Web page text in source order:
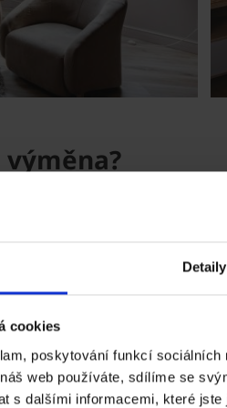
Detaily
cookies
poskytování funkcí
web používáte, sdílíme se
s dalšími informacemi, které
po letech používání
než užitku. Zde jsou
výměnu:
v okolí okna, může jít o
jen o komfort, ale i o riziko